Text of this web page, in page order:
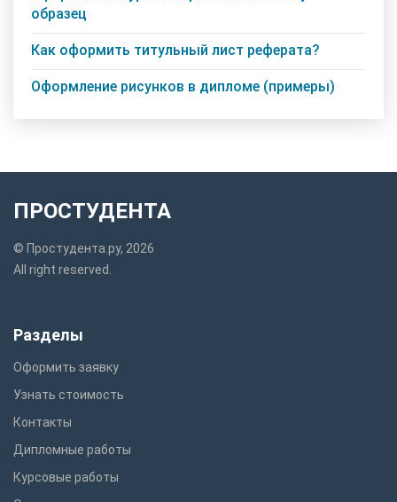
образец
Как оформить титульный лист реферата?
Оформление рисунков в дипломе (примеры)
ПРОСТУДЕНТА
© Простудента.ру, 2026
All right reserved.
Разделы
Оформить заявку
Узнать стоимость
Контакты
Дипломные работы
Курсовые работы